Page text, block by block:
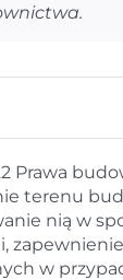
Prawa
terenu
nią w
w